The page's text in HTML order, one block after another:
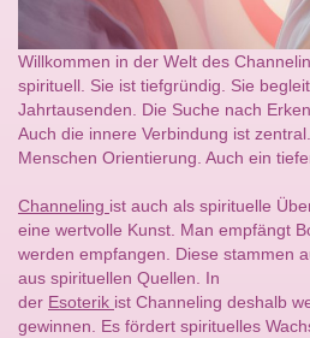
Willkommen in der Welt des
spirituell. Sie ist tiefgründig. Sie
Jahrtausenden. Die Suche nach
Auch die innere Verbindung ist
Menschen Orientierung. Auch ein
Channeling ist auch als spirituelle
eine wertvolle Kunst. Man empfängt
werden empfangen. Diese stammen
aus spirituellen Quellen. In
der Esoterik ist Channeling deshalb
gewinnen. Es fördert spirituelles